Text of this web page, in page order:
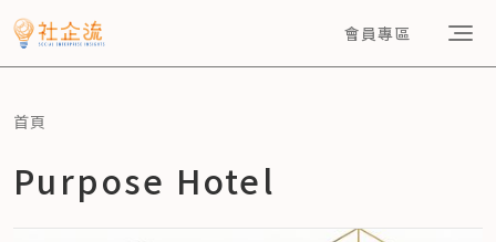
會員專區
首頁
Purpose Hotel